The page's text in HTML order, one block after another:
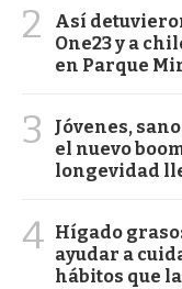
2
Así
One23 y a
en Parque
3
Jóvenes,
el nuevo
longevidad
4 Hígado
ayudar a
hábitos que